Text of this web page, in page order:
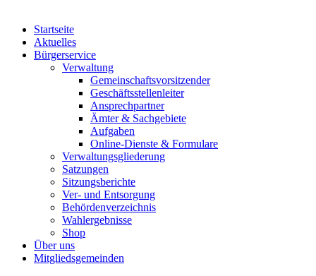
Startseite
Aktuelles
Bürgerservice
Verwaltung
Gemeinschaftsvorsitzender
Geschäftsstellenleiter
Ansprechpartner
Ämter & Sachgebiete
Aufgaben
Online-Dienste & Formulare
Verwaltungsgliederung
Satzungen
Sitzungsberichte
Ver- und Entsorgung
Behördenverzeichnis
Wahlergebnisse
Shop
Über uns
Mitgliedsgemeinden